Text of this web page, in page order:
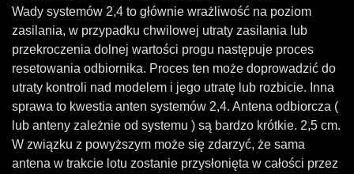
Wady systemów 2,4 to głównie wrażliwość na poziom
zasilania, w przypadku chwilowej utraty zasilania lub
przekroczenia dolnej wartości progu następuje proces
resetowania odbiornika. Proces ten może doprowadzić do
utraty kontroli nad modelem i jego utratę lub rozbicie. Inna
sprawa to kwestia anten systemów 2,4. Antena odbiorcza (
lub anteny zależnie od systemu ) są bardzo krótkie. 2,5 cm.
W związku z powyższym może się zdarzyć, że sama
antena w trakcie lotu zostanie przysłonięta w całości przez